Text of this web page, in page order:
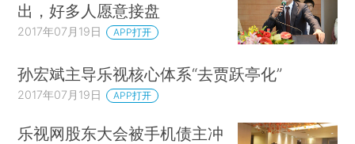
出，好多人愿意接盘
2017年07月19日 APP打开
孙宏斌主导乐视核心体系“去贾跃亭化”
2017年07月19日 APP打开
乐视网股东大会被手机债主冲